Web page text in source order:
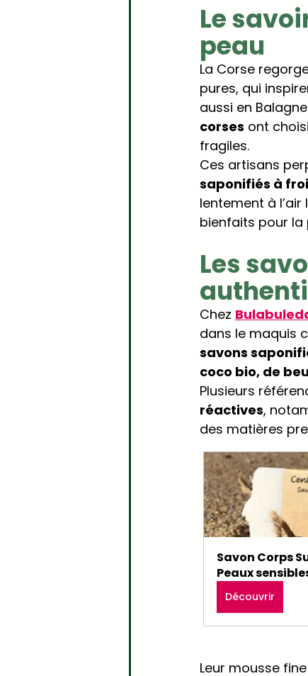
Le
peau
La Corse
pures, qui
aussi en
corses ont
fragiles.
Ces artisans
saponifiés à
lentement à
bienfaits pour la
Les
Chez
dans le maquis
savons
coco bio, de
Plusieurs
réactives,
des matières
Savon Corps
Peaux
Découvrir
Leur mousse